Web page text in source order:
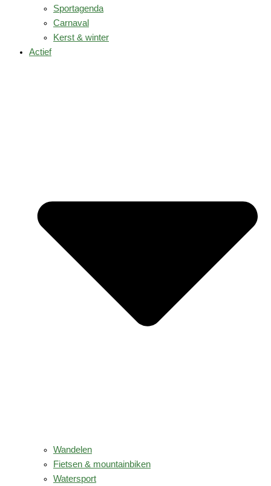
Sportagenda
Carnaval
Kerst & winter
Actief
Wandelen
Fietsen & mountainbiken
Watersport